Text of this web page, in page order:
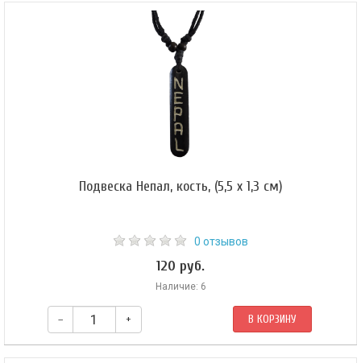
Подвеска Непал, кость, (5,5 х 1,3 см)
0 отзывов
120 руб.
Наличие: 6
– + В КОРЗИНУ